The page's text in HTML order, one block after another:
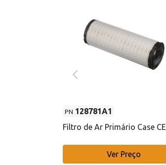
PN 128781A1
Filtro de Ar Primário Case CE
Ver Preço